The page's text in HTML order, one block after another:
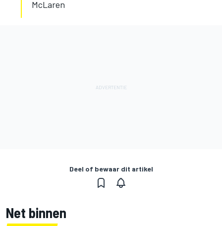
McLaren
Deel of bewaar dit artikel
Net binnen